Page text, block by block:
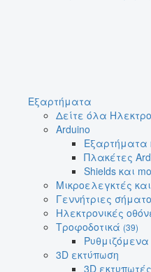
Εξαρτήματα
Δείτε όλα
Arduino
Εξαρτήματα
Πλακέτες
Shields και
Μικροελεγκτές
Γεννήτριες
Ηλεκτρονικές
Τροφοδοτικά (39)
3D εκτύπωση
3D εκτυπωτές